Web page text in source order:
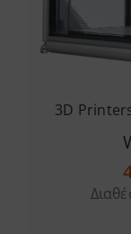
3D